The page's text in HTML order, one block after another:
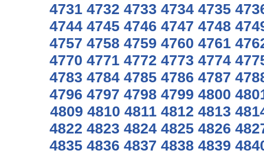
4731 4732 4733 4734 4735
4744 4745 4746 4747 4748
4757 4758 4759 4760 4761
4770 4771 4772 4773 4774
4783 4784 4785 4786 4787
4796 4797 4798 4799 4800
4809 4810 4811 4812 4813
4822 4823 4824 4825 4826
4835 4836 4837 4838 4839